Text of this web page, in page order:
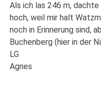
Als ich las 246 m,
hoch, weil mir halt
noch in Erinnerung sind,
Buchenberg (hier in der
LG
Agnes